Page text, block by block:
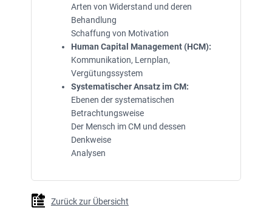
Arten von Widerstand und deren
Behandlung
Schaffung von Motivation
Human Capital Management (HCM):
Kommunikation, Lernplan,
Vergütungssystem
Systematischer Ansatz im CM:
Ebenen der systematischen
Betrachtungsweise
Der Mensch im CM und dessen
Denkweise
Analysen
Zurück zur Übersicht